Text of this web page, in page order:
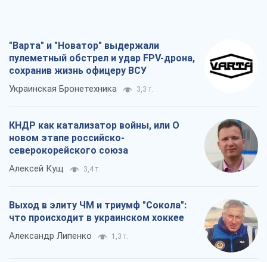
"Варта" и "Новатор" выдержали
пулеметный обстрел и удар FPV-дрона,
сохранив жизнь офицеру ВСУ
Украинская Бронетехника 3,3 т.
КНДР как катализатор войны, или О
новом этапе российско-
северокорейского союза
Алексей Кущ 3,4 т.
Выход в элиту ЧМ и триумф "Сокола":
что происходит в украинском хоккее
Александр Липенко 1,3 т.